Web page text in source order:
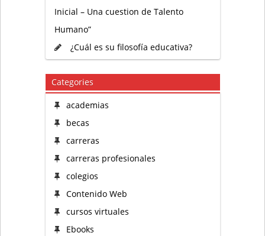
Inicial – Una cuestion de Talento
Humano”
¿Cuál es su filosofía educativa?
Categories
academias
becas
carreras
carreras profesionales
colegios
Contenido Web
cursos virtuales
Ebooks